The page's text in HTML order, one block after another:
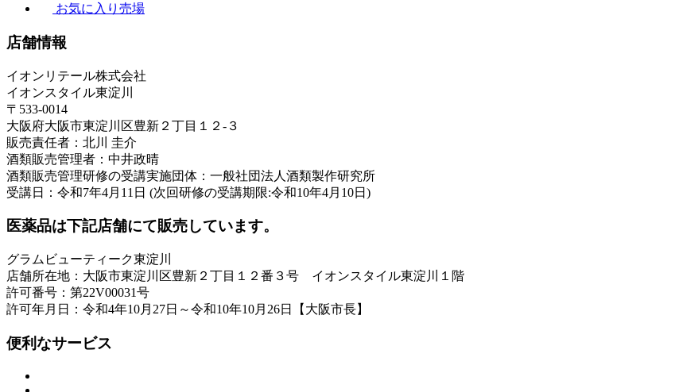
お気に入り売場
店舗情報
イオンリテール株式会社
イオンスタイル東淀川
〒533-0014
大阪府大阪市東淀川区豊新２丁目１２-３
販売責任者：北川 圭介
酒類販売管理者：中井政晴
酒類販売管理研修の受講実施団体：一般社団法人酒類製作研究所
受講日：令和7年4月11日 (次回研修の受講期限:令和10年4月10日)
医薬品は下記店舗にて販売しています。
グラムビューティーク東淀川
店舗所在地：大阪市東淀川区豊新２丁目１２番３号 イオンスタイル東淀川１階
許可番号：第22V00031号
許可年月日：令和4年10月27日～令和10年10月26日【大阪市長】
便利なサービス